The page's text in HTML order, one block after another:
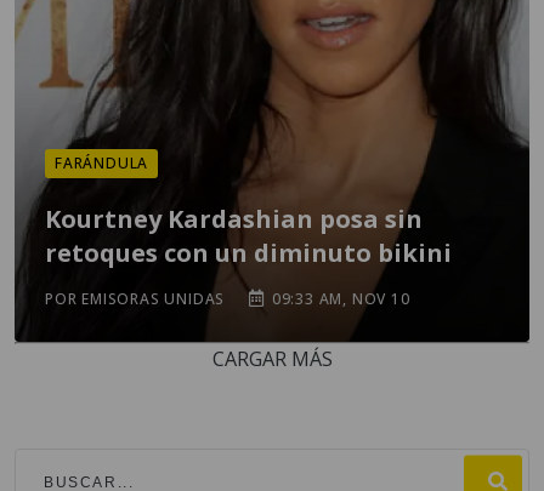
FARÁNDULA
Kourtney Kardashian posa sin
retoques con un diminuto bikini
POR EMISORAS UNIDAS 09:33 AM, NOV 10
CARGAR MÁS